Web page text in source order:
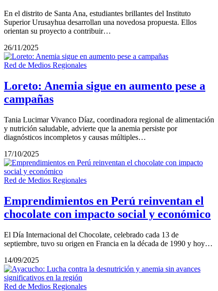
En el distrito de Santa Ana, estudiantes brillantes del Instituto
Superior Urusayhua desarrollan una novedosa propuesta. Ellos
orientan su proyecto a contribuir…
26/11/2025
Red de Medios Regionales
Loreto: Anemia sigue en aumento pese a
campañas
Tania Lucimar Vivanco Díaz, coordinadora regional de alimentación
y nutrición saludable, advierte que la anemia persiste por
diagnósticos incompletos y causas múltiples…
17/10/2025
Red de Medios Regionales
Emprendimientos en Perú reinventan el
chocolate con impacto social y económico
El Día Internacional del Chocolate, celebrado cada 13 de
septiembre, tuvo su origen en Francia en la década de 1990 y hoy…
14/09/2025
Red de Medios Regionales